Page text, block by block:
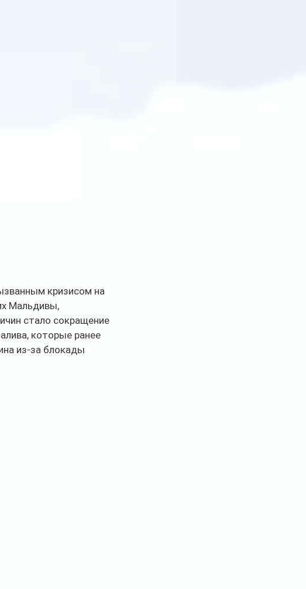
кризисом на
Мальдивы,
стало сокращение
которые ранее
из-за блокады